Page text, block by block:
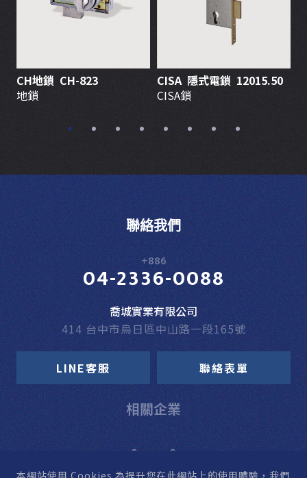
本網站使用 Cookies 為提升您在此網站上的使用體驗，我們
CH地鎖 CH-823
地鎖
CISA 隱式電鎖 12015.50
CISA鎖
相關企業
聯絡我們
+886
04-2336-0088
喬城實業有限公司
414 台中市烏日區中山路一段165號
LINE客服 聯絡表單